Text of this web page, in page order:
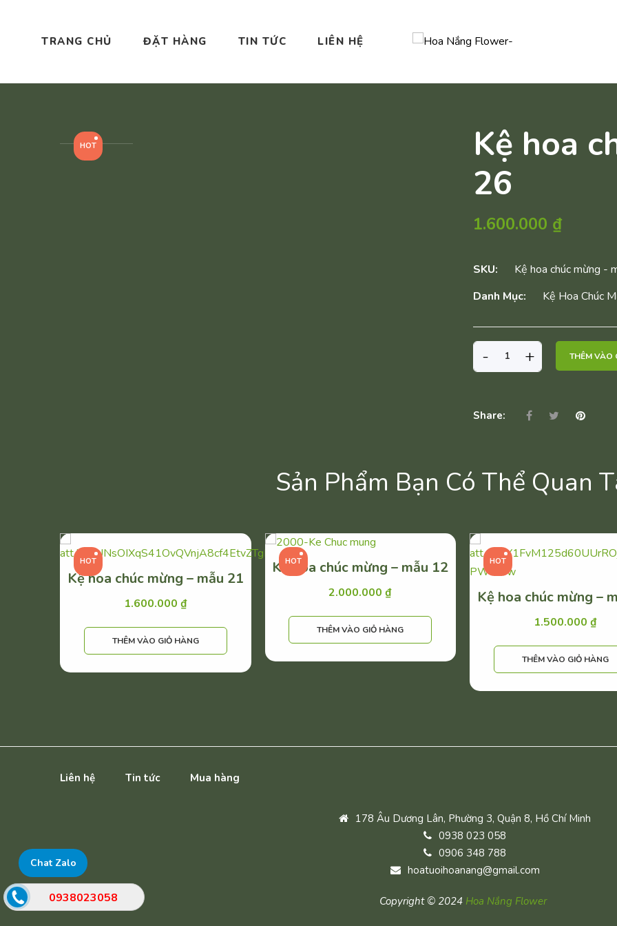
TRANG CHỦ ĐẶT HÀNG TIN TỨC LIÊN HỆ
HOT
Kệ hoa
26
1.600.000 ₫
SKU:
Kệ hoa chúc mừng -
Danh Mục:
Kệ Hoa Chúc
KỆ
-
LƯỢNG
- + THÊM VÀO
Share:
Sản Phẩm Bạn Có Thể Quan
HOT
Kệ hoa chúc mừng – mẫu 21
1.600.000 ₫
THÊM VÀO GIỎ HÀNG
HOT
Kệ hoa chúc mừng – mẫu 12
2.000.000₫
THÊM VÀO GIỎ HÀNG
HOT
Kệ hoa chúc mừng –
1.500.000 ₫
THÊM VÀO GIỎ HÀNG
Liên hệ Tin tức Mua hàng
178 Âu Dương Lân, Phường 3, Quận 8, Hồ Chí Minh
0938 023 058
0906 348 788
hoatuoihoanang@gmail.com
Copyright © 2024 Hoa Nắng Flower
Chat Zalo
0938023058